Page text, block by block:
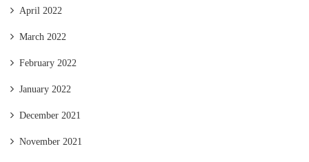
April 2022
March 2022
February 2022
January 2022
December 2021
November 2021